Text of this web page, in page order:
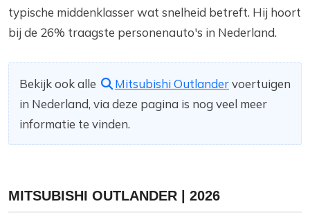
typische middenklasser wat snelheid betreft. Hij hoort
bij de 26% traagste personenauto's in Nederland.
Bekijk ook alle Mitsubishi Outlandervoertuigen
in Nederland, via deze pagina is nog veel meer
informatie te vinden.
MITSUBISHI OUTLANDER | 2026